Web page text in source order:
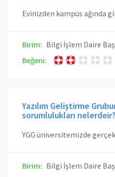
Birim: Bilgi İşlem Daire
Beğeni:
Yazılım Geliştirme
sorumlulukları nelerdeir?
Birim: Bilgi İşlem Daire